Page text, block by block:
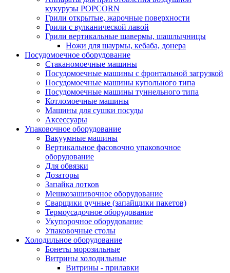
кукурузы POPCORN
Грили открытые, жарочные поверхности
Грили с вулканической лавой
Грили вертикальные шавермы, шашлычницы
Ножи для шаурмы, кебаба, донера
Посудомоечное оборудование
Стаканомоечные машины
Посудомоечные машины с фронтальной загрузкой
Посудомоечные машины купольного типа
Посудомоечные машины туннельного типа
Котломоечные машины
Машины для сушки посуды
Аксессуары
Упаковочное оборудование
Вакуумные машины
Вертикальное фасовочно упаковочное
оборудование
Для обвязки
Дозаторы
Запайка лотков
Мешкозашивочное оборудование
Сварщики ручные (запайщики пакетов)
Термоусадочное оборудование
Укупорочное оборудование
Упаковочные столы
Холодильное оборудование
Бонеты морозильные
Витрины холодильные
Витрины - прилавки